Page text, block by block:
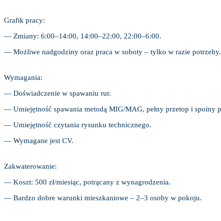
Grafik pracy:
— Zmiany: 6:00–14:00, 14:00–22:00, 22:00–6:00.
— Możliwe nadgodziny oraz praca w soboty – tylko w razie potrzeby.
Wymagania:
— Doświadczenie w spawaniu rur.
— Umiejętność spawania metodą MIG/MAG, pełny przetop i spoiny
— Umiejętność czytania rysunku technicznego.
— Wymagane jest CV.
Zakwaterowanie:
— Koszt: 500 zł/miesiąc, potrącany z wynagrodzenia.
— Bardzo dobre warunki mieszkaniowe – 2–3 osoby w pokoju.